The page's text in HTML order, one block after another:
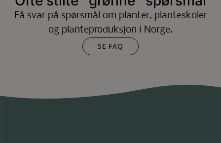
Få svar på spørsmål om planter, planteskoler
og planteproduksjon i Norge.
SE FAQ